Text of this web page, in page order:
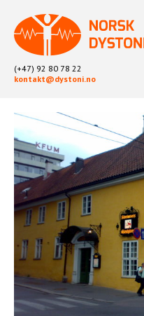
(+47) 92 80 78 22
kontakt@dystoni.no
HJEM
ARTIKLER
LOKALLAG
LIKEPERSONARBEID
OM OSS
BLI MEDLEM
KONTAKT
KALENDER
ARKIV
FYSIOTERAPI